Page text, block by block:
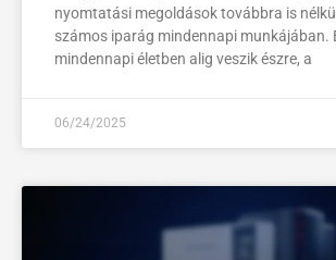
nyomtatási megoldások továbbra is
számos iparág mindennapi munkájában.
mindennapi életben alig veszik észre, a
06/24/2025